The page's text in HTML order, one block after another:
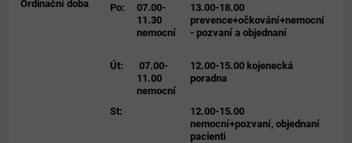
Ordinační doba Po:
07.00-
11.30
nemocní
13.00-18.00
prevence+očkování+nemocní
- pozvaní a objednaní
Út:
07.00-
11.00
nemocní
12.00-15.00 kojenecká
poradna
St:
12.00-15.00
nemocní+pozvaní, objednaní
pacienti